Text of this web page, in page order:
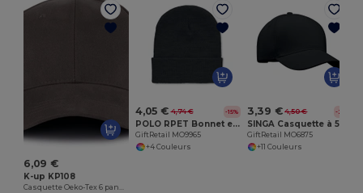
6,09 €
K-up KP108
Casquette Oeko-Tex 6 panneaux
4,05 € 4,74 € -15%
POLO RPET Bonnet en RPET avec revers
GiftRetail MO9965
+4 Couleurs
3,39 € 4,50 € -25%
GiftRetail MO6875
+11 Couleurs